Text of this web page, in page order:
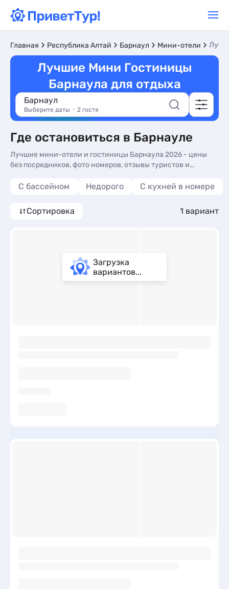
Главная Республика Алтай Барнаул Мини-отели
Лучшие Мини Гостиницы
Барнаула для отдыха
Барнаул
Выберите даты 2 гостя
Где остановиться в Барнауле
Лучшие мини-отели и гостиницы Барнаула 2026 - цены
без посредников, фото номеров, отзывы туристов и
мини-отели и гостиницы в Барнауле - более 10 вариантов,
С бассейном Недорого C кухней в номере
Сортировка 1 вариант
Загрузка
вариантов...